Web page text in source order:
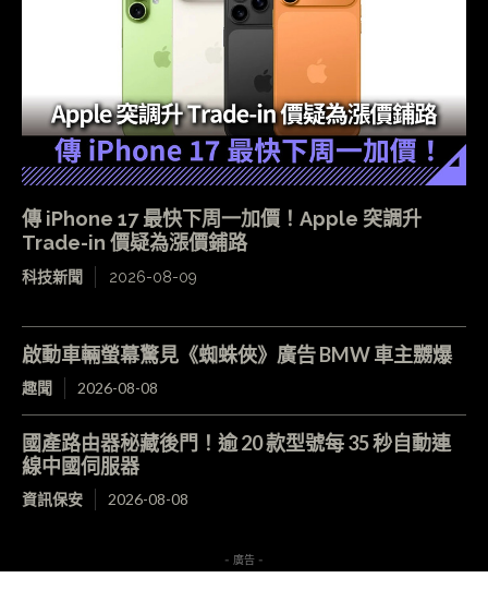
傳 iPhone 17 最快下周一加價！Apple 突調升
Trade-in 價疑為漲價鋪路
科技新聞 2026-08-09
啟動車輛螢幕驚見《蜘蛛俠》廣告 BMW 車主嬲爆
趣聞 2026-08-08
國產路由器秘藏後門！逾 20 款型號每 35 秒自動連
線中國伺服器
資訊保安 2026-08-08
- 廣告 -